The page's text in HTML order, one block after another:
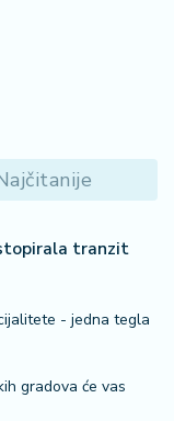
tranzit
- jedna tegla
gradova će vas